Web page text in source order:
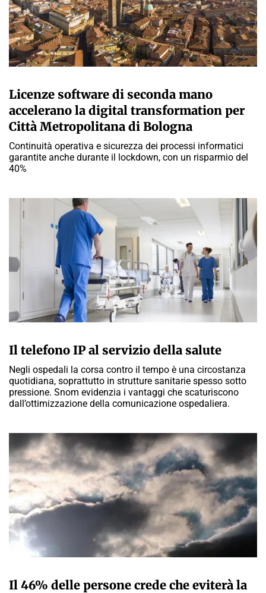
Licenze software di seconda mano
accelerano la digital transformation per
Città Metropolitana di Bologna
Continuità operativa e sicurezza dei processi informatici
garantite anche durante il lockdown, con un risparmio del
40%
Il telefono IP al servizio della salute
Negli ospedali la corsa contro il tempo è una circostanza
quotidiana, soprattutto in strutture sanitarie spesso sotto
pressione. Snom evidenzia i vantaggi che scaturiscono
dall’ottimizzazione della comunicazione ospedaliera.
Il 46% delle persone crede che eviterà la